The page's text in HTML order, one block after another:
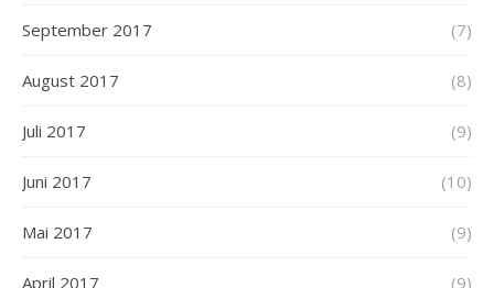
September 2017 (7)
August 2017 (8)
Juli 2017 (9)
Juni 2017 (10)
Mai 2017 (9)
April 2017 (9)